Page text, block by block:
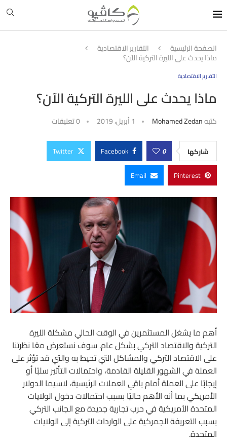
الصفحة الرئيسية التقارير الاقتصادية
ماذا يحدث على الليرة التركية الآن؟
التقارير الاقتصادية
ماذا يحدث على الليرة التركية الآن؟
كتبهMohamed Zedan 1 أبريل، 2019 0 تعليقات
شاركها 0
Facebook
Twitter
Pinterest
Email
أهم ما يشغل المستثمرين في الوقت الحالي مشكلة الليرة
التركية والاقتصاد التركي بشكل عام. سوف نستعرض معًا نظرتنا
على الاقتصاد التركي والمشاكل التي تحيط به والتي قد تؤثر على
العملة في الشهور القليلة القادمة، واحتمالات التأثير سلبًا أو
إيجابًا على العملة أمام باقي العملات الرئيسية، لاسيما الدولار
الأمريكي بما أنه الأهم حاليًا بسبب احتمالات دخول الولايات
المتحدة الأمريكية في حرب تجارية جديدة مع الجانب التركي
بسبب التعريفة الجمركية على الواردات التركية إلى الولايات
المتحدة.